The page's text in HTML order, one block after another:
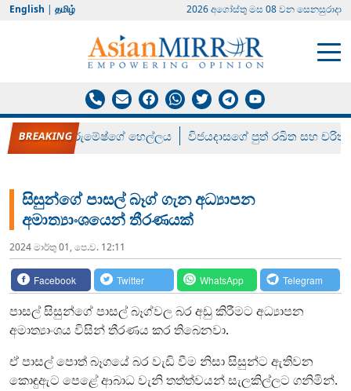
English | தமிழ் 2026 අගෝස්‍තු මස 08 වන සෙනසුරාදා
රන් ගෙනා රුමේෂ්ගේ හෙල්ලය විජයදාසගේ පුත් රඛිත සහ චරිත්
සිසුන්ගේ පාසල් බෑග් ගැන අධ්‍යාපන
අමාත්‍යාංශයෙන් තීරණයක්
2024 මාර්තු 01, පෙ.ව. 12:11
Facebook Twitter WhatsApp Telegram
පාසල් සිසුන්ගේ පාසල් බෑග්වල බර අඩු කිරීමට අධ්‍යාපන
අමාත්‍යාංශය විසින් තීරණය කර තිබෙනවා.
ඒ පාසල් පොත් බෑගයේ බර වැඩි වීම නිසා සිසුන්ට ඇතිවන
කොඳුඇට පෙළේ ආබාධ වැනි තත්ත්වයන් සැලකිල්ලට ගනිමින්.